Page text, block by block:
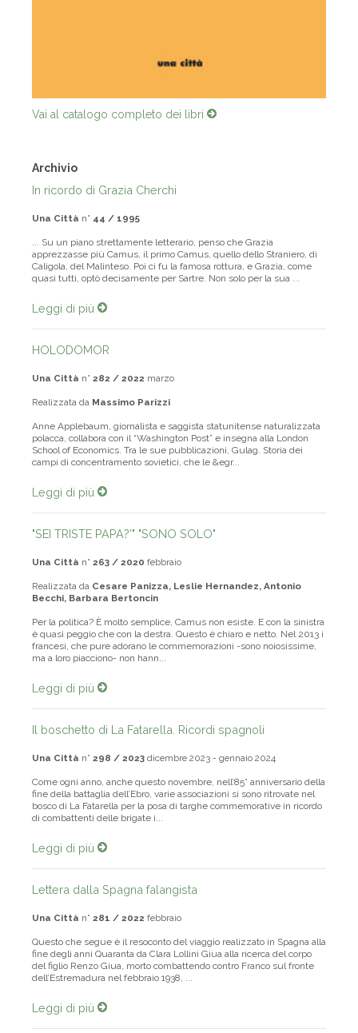
Vai al catalogo completo dei libri
Archivio
In ricordo di Grazia Cherchi
Una Città n° 44 / 1995
... Su un piano strettamente letterario, penso che Grazia
apprezzasse più Camus, il primo Camus, quello dello Straniero, di
Caligola, del Malinteso. Poi ci fu la famosa rottura, e Grazia, come
quasi tutti, optò decisamente per Sartre. Non solo per la sua ...
Leggi di più
HOLODOMOR
Una Città n° 282 / 2022 marzo
Realizzata da Massimo Parizzi
Anne Applebaum, giornalista e saggista statunitense naturalizzata
polacca, collabora con il “Washington Post” e insegna alla London
School of Economics. Tra le sue pubblicazioni, Gulag. Storia dei
campi di concentramento sovietici, che le &egr...
Leggi di più
"SEI TRISTE PAPA?'" "SONO SOLO"
Una Città n° 263 / 2020 febbraio
Realizzata da Cesare Panizza, Leslie Hernandez, Antonio
Becchi, Barbara Bertoncin
Per la politica? È molto semplice, Camus non esiste. E con la sinistra
è quasi peggio che con la destra. Questo è chiaro e netto. Nel 2013 i
francesi, che pure adorano le commemorazioni -sono noiosissime,
ma a loro piacciono- non hann...
Leggi di più
Il boschetto di La Fatarella. Ricordi spagnoli
Una Città n° 298 / 2023 dicembre 2023 - gennaio 2024
Come ogni anno, anche questo novembre, nell’85° anniversario della
fine della battaglia dell’Ebro, varie associazioni si sono ritrovate nel
bosco di La Fatarella per la posa di targhe commemorative in ricordo
di combattenti delle brigate i...
Leggi di più
Lettera dalla Spagna falangista
Una Città n° 281 / 2022 febbraio
Questo che segue è il resoconto del viaggio realizzato in Spagna alla
fine degli anni Quaranta da Clara Lollini Giua alla ricerca del corpo
del figlio Renzo Giua, morto combattendo contro Franco sul fronte
dell’Estremadura nel febbraio 1938, ...
Leggi di più